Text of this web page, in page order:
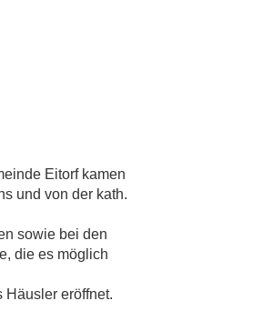
Eitorf kamen
und von der kath.
sowie bei den
die es möglich
Häusler eröffnet.